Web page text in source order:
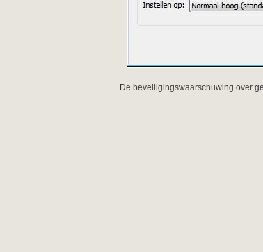
De beveiligingswaarschuwing over